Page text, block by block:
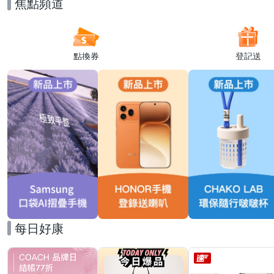
點換券 登記送
每日好康